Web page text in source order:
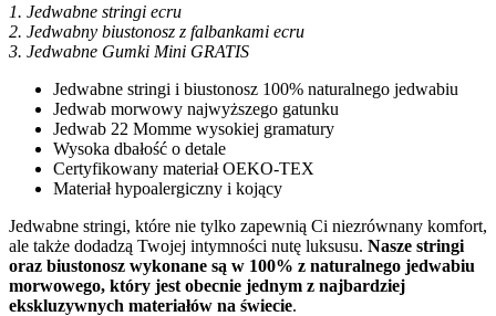
1. Jedwabne stringi ecru
2. Jedwabny biustonosz z falbankami ecru
3. Jedwabne Gumki Mini GRATIS
Jedwabne stringi i biustonosz 100% naturalnego jedwabiu
Jedwab morwowy najwyższego gatunku
Jedwab 22 Momme wysokiej gramatury
Wysoka dbałość o detale
Certyfikowany materiał OEKO-TEX
Materiał hypoalergiczny i kojący
Jedwabne stringi, które nie tylko zapewnią Ci niezrównany komfort,
ale także dodadzą Twojej intymności nutę luksusu. Nasze stringi
oraz biustonosz wykonane są w 100% z naturalnego jedwabiu
morwowego, który jest obecnie jednym z najbardziej
ekskluzywnych materiałów na świecie.